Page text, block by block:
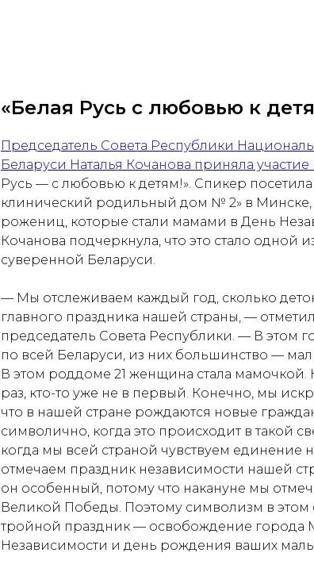
«Белая Русь с любовью к
Председатель Совета Республики
Беларуси Наталья Кочанова приняла участие
Русь — с любовью к детям!». Спикер посетила
клинический родильный дом № 2» в Минске,
рожениц, которые стали мамами в День
Кочанова подчеркнула, что это стало одной
суверенной Беларуси.
— Мы отслеживаем каждый год, сколько
главного праздника нашей страны, —
председатель Совета Республики. — В этом
по всей Беларуси, из них большинство —
В этом роддоме 21 женщина стала мамочкой.
раз, кто-то уже не в первый. Конечно, мы
что в нашей стране рождаются новые
символично, когда это происходит в такой
когда мы всей страной чувствуем единение
отмечаем праздник независимости нашей
он особенный, потому что накануне мы
Великой Победы. Поэтому символизм в этом
тройной праздник — освобождение города
Независимости и день рождения ваших